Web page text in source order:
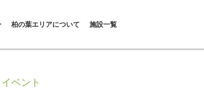
柏の葉エリアについて 施設一覧
イベント